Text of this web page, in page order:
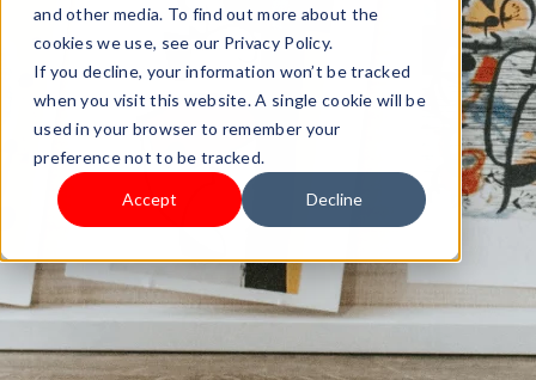
and other media. To find out more about the
cookies we use, see our Privacy Policy.
If you decline, your information won’t be tracked
when you visit this website. A single cookie will be
used in your browser to remember your
preference not to be tracked.
Accept Decline